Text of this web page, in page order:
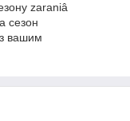
zaraniâ
сезон
з вашим